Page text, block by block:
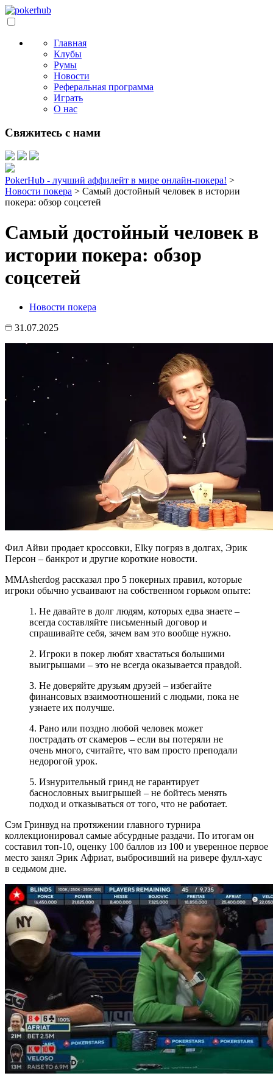
Главная
Клубы
Румы
Новости
Реферальная программа
Играть
О нас
Свяжитесь с нами
PokerHub - лучший аффилейт в мире онлайн-покера! >
Новости покера > Самый достойный человек в истории
покера: обзор соцсетей
Самый достойный человек в
истории покера: обзор
соцсетей
Новости покера
31.07.2025
Фил Айви продает кроссовки, Elky погряз в долгах, Эрик
Персон – банкрот и другие короткие новости.
MMAsherdog рассказал про 5 покерных правил, которые
игроки обычно усваивают на собственном горьком опыте:
1. Не давайте в долг людям, которых едва знаете –
всегда составляйте письменный договор и
спрашивайте себя, зачем вам это вообще нужно.
2. Игроки в покер любят хвастаться большими
выигрышами – это не всегда оказывается правдой.
3. Не доверяйте друзьям друзей – избегайте
финансовых взаимоотношений с людьми, пока не
узнаете их получше.
4. Рано или поздно любой человек может
пострадать от скамеров – если вы потеряли не
очень много, считайте, что вам просто преподали
недорогой урок.
5. Изнурительный гринд не гарантирует
баснословных выигрышей – не бойтесь менять
подход и отказываться от того, что не работает.
Сэм Гринвуд на протяжении главного турнира
коллекционировал самые абсурдные раздачи. По итогам он
составил топ-10, оценку 100 баллов из 100 и уверенное первое
место занял Эрик Африат, выбросивший на ривере фулл-хаус
в седьмом дне.